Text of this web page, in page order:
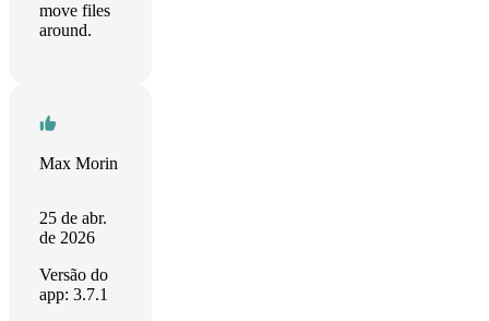
move files
around.
Max Morin
25 de abr.
de 2026
Versão do
app: 3.7.1